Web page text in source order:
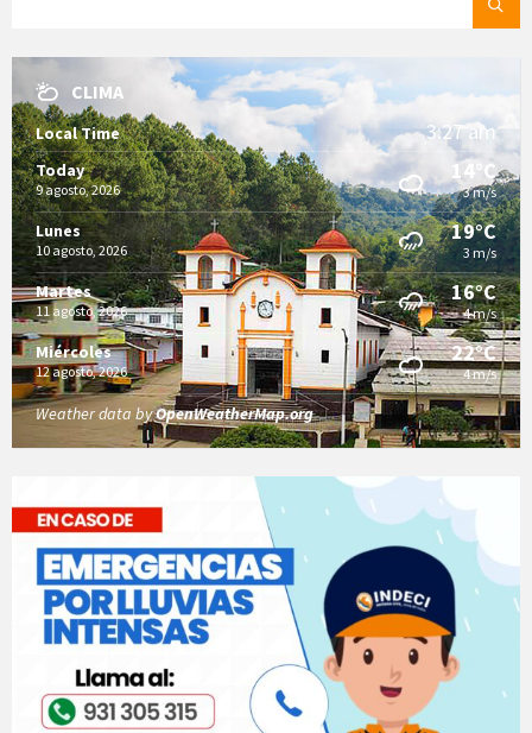
CLIMA
Local Time 3:27 am
Today
9 agosto, 2026
14°C
3 m/s
Lunes
10 agosto, 2026
19°C
3 m/s
Martes
11 agosto, 2026
16°C
4 m/s
Miércoles
12 agosto, 2026
22°C
4 m/s
Weather data byOpenWeatherMap.org